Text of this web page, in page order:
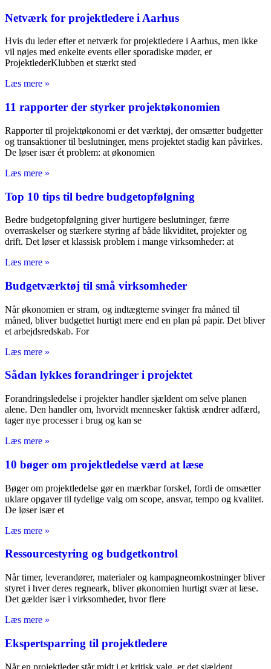
Netværk for projektledere i Aarhus
Hvis du leder efter et netværk for projektledere i Aarhus, men ikke
vil nøjes med enkelte events eller sporadiske møder, er
ProjektlederKlubben et stærkt sted
Læs mere »
11 rapporter der styrker projektøkonomien
Rapporter til projektøkonomi er det værktøj, der omsætter budgetter
og transaktioner til beslutninger, mens projektet stadig kan påvirkes.
De løser især ét problem: at økonomien
Læs mere »
Top 10 tips til bedre budgetopfølgning
Bedre budgetopfølgning giver hurtigere beslutninger, færre
overraskelser og stærkere styring af både likviditet, projekter og
drift. Det løser et klassisk problem i mange virksomheder: at
Læs mere »
Budgetværktøj til små virksomheder
Når økonomien er stram, og indtægterne svinger fra måned til
måned, bliver budgettet hurtigt mere end en plan på papir. Det bliver
et arbejdsredskab. For
Læs mere »
Sådan lykkes forandringer i projektet
Forandringsledelse i projekter handler sjældent om selve planen
alene. Den handler om, hvorvidt mennesker faktisk ændrer adfærd,
tager nye processer i brug og kan se
Læs mere »
10 bøger om projektledelse værd at læse
Bøger om projektledelse gør en mærkbar forskel, fordi de omsætter
uklare opgaver til tydelige valg om scope, ansvar, tempo og kvalitet.
De løser især et
Læs mere »
Ressourcestyring og budgetkontrol
Når timer, leverandører, materialer og kampagneomkostninger bliver
styret i hver deres regneark, bliver økonomien hurtigt svær at læse.
Det gælder især i virksomheder, hvor flere
Læs mere »
Ekspertsparring til projektledere
Når en projektleder står midt i et kritisk valg, er det sjældent